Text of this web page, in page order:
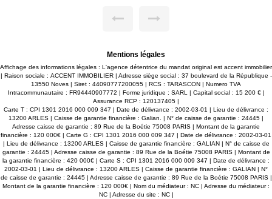
3ème, 4ème, et 5ème chambres, salle d'eau indépendante
auvent pour garage ou salle supplémentaire à aménager,
ainsi qu'un abri à vélos. La façade principale au Sud s'ouvre
sur notre belle terrasse, et notre jardin bordé de haies -
planté d'essences locales soigneusement entretenues.
L'Oliveraie à l'Ouest compte 140 pieds d'oliviers en
production. Vidéo et Drone disponibles. Votre conseiller :
Jeremy PERROT +4.32.62.10.10. Accent Immobilier - 6
Agences - Bienvenue en Provence
Mentions légales
Affichage des informations légales : L'agence détentrice du mandat original est accent immobilier
| Raison sociale : ACCENT IMMOBILIER | Adresse siège social : 37 boulevard de la République -
13550 Noves | Siret : 44090777200055 | RCS : TARASCON | Numero TVA
Intracommunautaire : FR94440907772 | Forme juridique : SARL | Capital social : 15 200 € |
Assurance RCP : 120137405 |
Carte T : CPI 1301 2016 000 009 347 | Date de délivrance : 2002-03-01 | Lieu de délivrance :
13200 ARLES | Caisse de garantie financière : Galian. | N° de caisse de garantie : 24445 |
Adresse caisse de garantie : 89 Rue de la Boétie 75008 PARIS | Montant de la garantie
financière : 120 000€ | Carte G : CPI 1301 2016 000 009 347 | Date de délivrance : 2002-03-01
| Lieu de délivrance : 13200 ARLES | Caisse de garantie financière : GALIAN | N° de caisse de
garantie : 24445 | Adresse caisse de garantie : 89 Rue de la Boétie 75008 PARIS | Montant de
la garantie financière : 420 000€ | Carte S : CPI 1301 2016 000 009 347 | Date de délivrance :
2002-03-01 | Lieu de délivrance : 13200 ARLES | Caisse de garantie financière : GALIAN | N°
de caisse de garantie : 24445 | Adresse caisse de garantie : 89 Rue de la Boétie 75008 PARIS |
Montant de la garantie financière : 120 000€ | Nom du médiateur : NC | Adresse du médiateur :
NC | Adresse du site : NC |